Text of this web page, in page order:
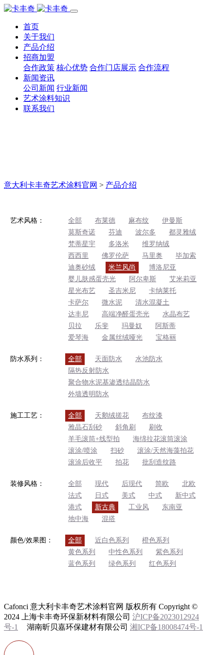
首页
关于我们
产品介绍
招商加盟
合作政策 核心优势 合作门店展示 合作流程
新闻资讯
公司新闻 行业新闻
艺术涂料知识
联系我们
意大利卡丰奇艺术涂料官网 > 产品介绍
艺术风格： 全部 布莱德 麻布纹
伊曼斯
莫斯奇诺
芬迪 波尔多
都灵雅绒
梵蒂星宇
多洛米
维罗纳绒
西西里
佛罗伦萨 马里奥
毕加索
迪奥砂绒
米兰风尚
博洛尼亚
婴儿肤感蛋壳光
阿尔卑斯
艾米莉亚
星光布艺
圣吉米尼
卡纳莱托
卡萨尔
微水泥
清水混凝土
达丰尼
高端净醛蛋壳光
水晶布艺
贝拉
乐斐 玛曼奴
阿斯蒂
爱琴海
金属丝绒哑光 宝格丽
防水系列： 全部 天面防水
水池防水
隔热反射防水
聚合物水泥基渗透结晶防水
外墙透明防水
施工工艺： 全部 天鹅绒搓花
布纹漆
雅晶石刮砂
斜角刷
刷收
羊毛滚筒+线型拍
海绵拉花滚筒滚涂
滚涂/喷涂
扫砂
滚涂/天然海藻拍花
滚涂后收平
拍花 批刮造纹路
装修风格： 全部 现代 后现代 简欧
北欧
法式
日式 美式 中式
新中式
港式
新古典 工业风
东南亚
地中海
混搭
颜色/效果图： 全部 近白色系列
橙色系列
黄色系列
中性色系列
紫色系列
蓝色系列
绿色系列 红色系列
Cafonci 意大利卡丰奇艺术涂料官网 版权所有 Copyright ©
2024 上海卡丰奇环保新材料有限公司 沪ICP备2023012924
号-1
湖南昕贝嘉环保建材有限公司 湘ICP备18008474号-1